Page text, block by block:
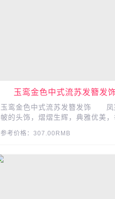
玉鸾金色中式流苏发簪发
玉鸾金色中式流苏发簪发饰 凤
帔的头饰，熠熠生辉，典雅优美
参考价格：307.00RMB